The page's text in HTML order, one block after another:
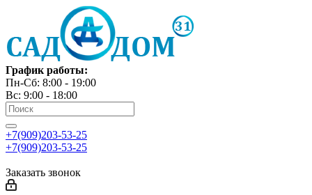
График работы:
Пн-Сб: 8:00 - 19:00
Вс: 9:00 - 18:00
+7(909)203-53-25
+7(909)203-53-25
Заказать звонок